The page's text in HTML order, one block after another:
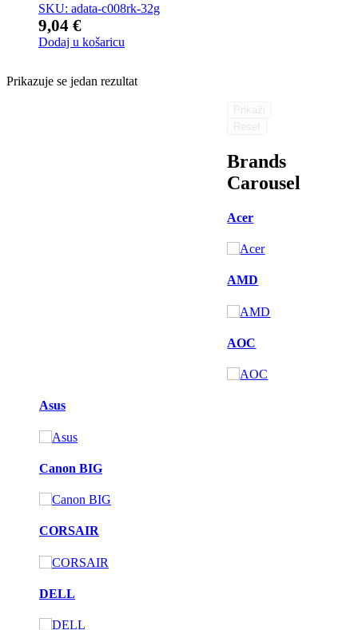
SKU: adata-c008rk-32g
9,04 €
Dodaj u košaricu
Prikazuje se jedan rezultat
Brands
Carousel
Acer
AMD
AOC
Asus
Canon BIG
CORSAIR
DELL